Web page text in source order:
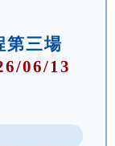
第三場
06/13